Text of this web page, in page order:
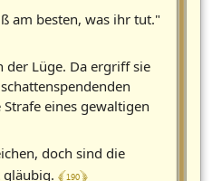
am besten, was ihr tut."
der Lüge. Da ergriff sie
eines gewaltigen
doch sind die